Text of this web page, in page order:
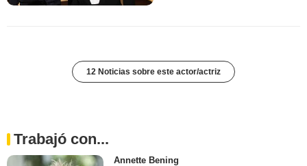
12 Noticias sobre este actor/actriz
Trabajó con...
Annette Bening